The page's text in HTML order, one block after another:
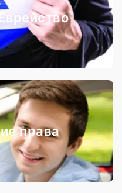
права